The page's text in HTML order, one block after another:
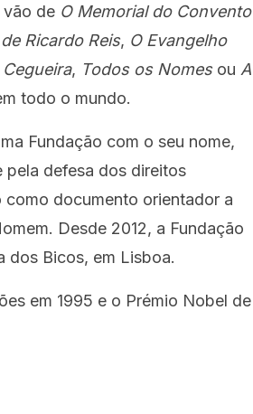
vão de O Memorial do Convento
Ricardo Reis, O Evangelho
, Todos os Nomesou A
todo o mundo.
Fundação com o seu nome,
pela defesa dos direitos
como documento orientador a
Desde 2012, a Fundação
dos Bicos, em Lisboa.
em 1995 e o Prémio Nobel de